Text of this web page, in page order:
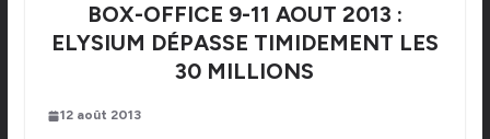
BOX-OFFICE 9-11 AOUT 2013 :
ELYSIUM DÉPASSE TIMIDEMENT LES
30 MILLIONS
12 août 2013